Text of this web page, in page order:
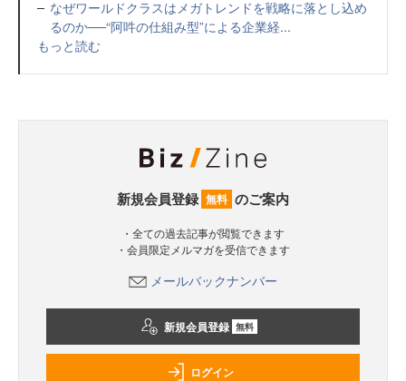
なぜワールドクラスはメガトレンドを戦略に落とし込め
るのか──“阿吽の仕組み型”による企業経...
もっと読む
新規会員登録 無料 のご案内
・全ての過去記事が閲覧できます
・会員限定メルマガを受信できます
メールバックナンバー
新規会員登録 無料
ログイン